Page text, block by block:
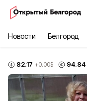
Новости Белгород
82.17 +0.00$ 94.84